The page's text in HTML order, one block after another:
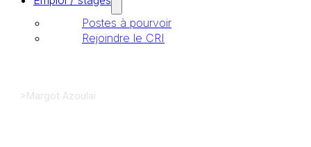
Postes à pourvoir
Rejoindre le CRI
>Margot Azoulai